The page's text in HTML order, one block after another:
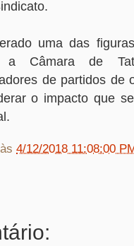
uma das
Câmara de
de partidos de
o impacto que
às 4/12/2018 11:08:00